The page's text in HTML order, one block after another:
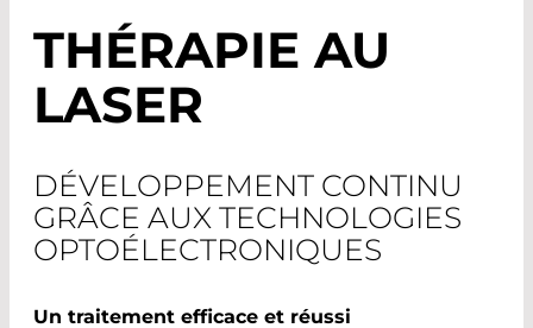
THÉRAPIE AU
LASER
DÉVELOPPEMENT CONTINU
GRÂCE AUX TECHNOLOGIES
OPTOÉLECTRONIQUES
Un traitement efficace et réussi